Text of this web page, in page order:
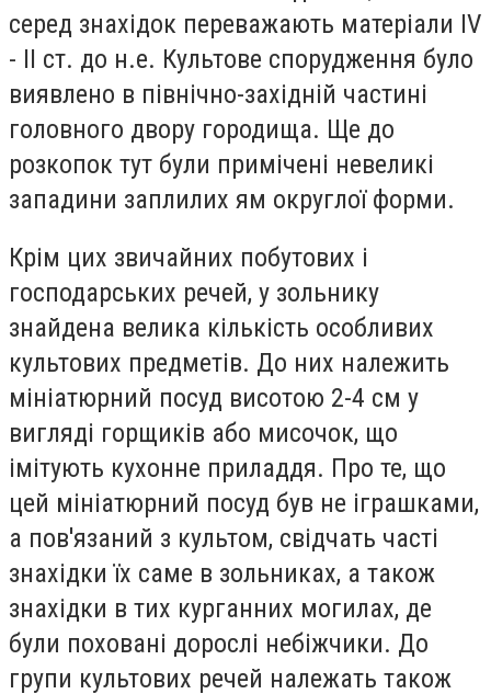
серед знахідок переважають матеріали IV
- II ст. до н.е. Культове спорудження було
виявлено в північно-західній частині
головного двору городища. Ще до
розкопок тут були примічені невеликі
западини заплилих ям округлої форми.
Крім цих звичайних побутових і
господарських речей, у зольнику
знайдена велика кількість особливих
культових предметів. До них належить
мініатюрний посуд висотою 2-4 см у
вигляді горщиків або мисочок, що
імітують кухонне приладдя. Про те, що
цей мініатюрний посуд був не іграшками,
а пов'язаний з культом, свідчать часті
знахідки їх саме в зольниках, а також
знахідки в тих курганних могилах, де
були поховані дорослі небіжчики. До
групи культових речей належать також